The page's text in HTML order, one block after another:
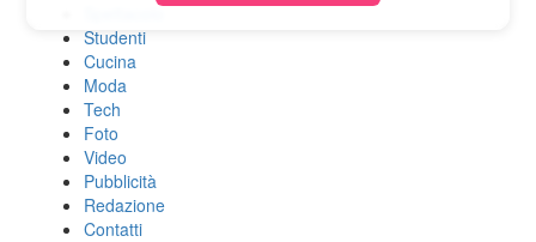
Spettacolo
Studenti
Cucina
Moda
Tech
Foto
Video
Pubblicità
Redazione
Contatti